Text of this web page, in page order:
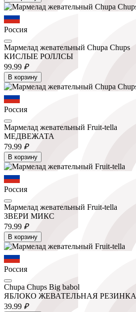
Россия
Мармелад жевательный Chupa Chups
КИСЛЫЕ РОЛЛСЫ
99.99 ₽
В корзину
Россия
Мармелад жевательный Fruit-tella
МЕДВЕЖАТА
79.99 ₽
В корзину
Россия
Мармелад жевательный Fruit-tella
ЗВЕРИ МИКС
79.99 ₽
В корзину
Россия
Chupa Chups Big babol
ЯБЛОКО ЖЕВАТЕЛЬНАЯ РЕЗИНКА
39.99 ₽